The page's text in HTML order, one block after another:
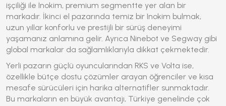
işçiliği ile Inokim, premium segmentte yer alan bir
markadır. İkinci el pazarında temiz bir Inokim bulmak,
uzun yıllar konforlu ve prestijli bir sürüş deneyimi
yaşamanız anlamına gelir. Ayrıca Ninebot ve Segway gibi
global markalar da sağlamlıklarıyla dikkat çekmektedir.
Yerli pazarın güçlü oyuncularından RKS ve Volta ise,
özellikle bütçe dostu çözümler arayan öğrenciler ve kısa
mesafe sürücüleri için harika alternatifler sunmaktadır.
Bu markaların en büyük avantajı, Türkiye genelinde çok